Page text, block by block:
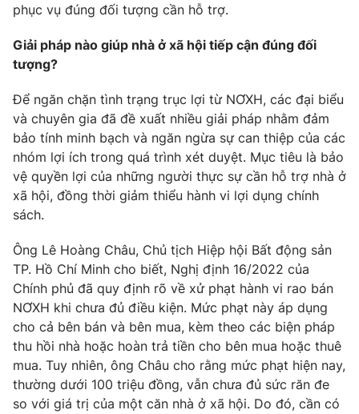
® Cấm sao chép dưới mọi hình thức nếu không có sự chấp
thuận bằng văn bản. Ghi rõ nguồn VTV.vn khi phát hành lại
thông tin từ website này.
phục vụ đúng đối tượng cần hỗ trợ.
Giải pháp nào giúp nhà ở xã hội tiếp cận đúng đối
tượng?
Để ngăn chặn tình trạng trục lợi từ NƠXH, các đại biểu
và chuyên gia đã đề xuất nhiều giải pháp nhằm đảm
bảo tính minh bạch và ngăn ngừa sự can thiệp của các
nhóm lợi ích trong quá trình xét duyệt. Mục tiêu là bảo
vệ quyền lợi của những người thực sự cần hỗ trợ nhà ở
xã hội, đồng thời giảm thiểu hành vi lợi dụng chính
sách.
Ông Lê Hoàng Châu, Chủ tịch Hiệp hội Bất động sản
TP. Hồ Chí Minh cho biết, Nghị định 16/2022 của
Chính phủ đã quy định rõ về xử phạt hành vi rao bán
NƠXH khi chưa đủ điều kiện. Mức phạt này áp dụng
cho cả bên bán và bên mua, kèm theo các biện pháp
thu hồi nhà hoặc hoàn trả tiền cho bên mua hoặc thuê
mua. Tuy nhiên, ông Châu cho rằng mức phạt hiện nay,
thường dưới 100 triệu đồng, vẫn chưa đủ sức răn đe
so với giá trị của một căn nhà ở xã hội. Do đó, cần có